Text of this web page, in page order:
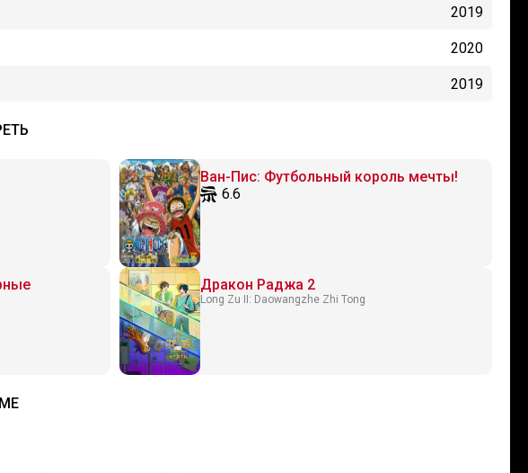
2019
2020
2019
Ван-Пис: Футбольный король мечты!
6.6
Дракон Раджа 2
Long Zu II: Daowangzhe Zhi Tong